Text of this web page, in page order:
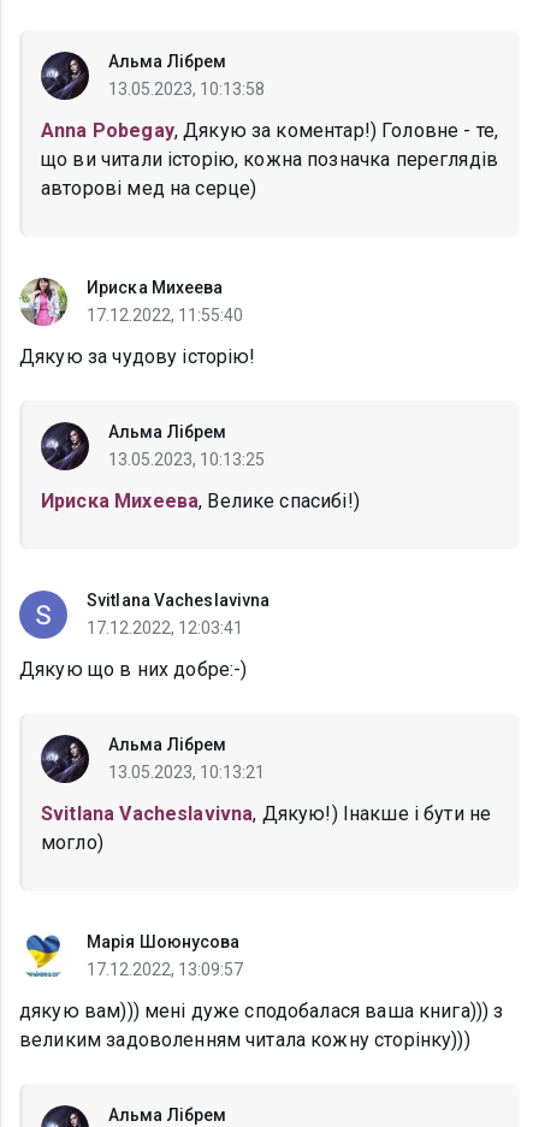
Альма Лібрем
13.05.2023, 10:13:58
Anna Pobegay, Дякую за коментар!) Головне - те,
що ви читали історію, кожна позначка переглядів
авторові мед на серце)
Ириска Михеева
17.12.2022, 11:55:40
Дякую за чудову історію!
Альма Лібрем
13.05.2023, 10:13:25
Ириска Михеева, Велике спасибі!)
Svitlana Vacheslavivna
17.12.2022, 12:03:41
Дякую що в них добре:-)
Альма Лібрем
13.05.2023, 10:13:21
Svitlana Vacheslavivna, Дякую!) Інакше і бути не
могло)
Марія Шоюнусова
17.12.2022, 13:09:57
дякую вам))) мені дуже сподобалася ваша книга))) з
великим задоволенням читала кожну сторінку)))
Альма Лібрем